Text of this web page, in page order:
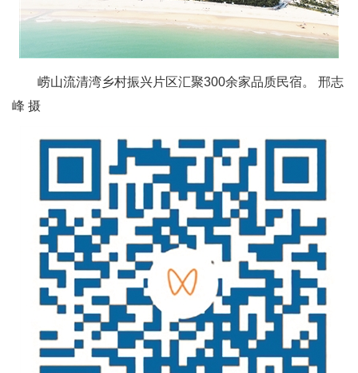
崂山流清湾乡村振兴片区汇聚300余家‌品质民宿。‌‌ 邢志
峰 摄